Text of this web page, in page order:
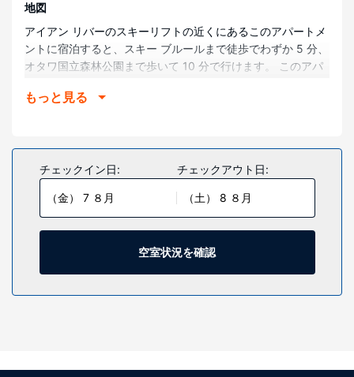
地図
アイアン リバーのスキーリフトの近くにあるこのアパートメ
ントに宿泊すると、スキー ブルールまで徒歩でわずか 5 分、
オタワ国立森林公園まで歩いて 10 分で行けます。 このアパ
まで 11 km の場所にあります。
アパートメントにはオーブンとコンロ付きのキッチンが備わ
り、快適にお過ごしいただけます。デスクと電子レンジをご
利用いただけます。
サウナなどのレクリエーション設備のほか、WiFi (無料)、バ
ーベキューグリルなどの設備をご利用いただけます。
もっと見る
チェックイン日:
（金） 7 ８月
チェックアウト日:
（土） 8 ８月
空室状況を確認